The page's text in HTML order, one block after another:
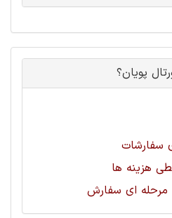
پویان؟
سفارشات
هزینه ها
مرحله ای سفارش